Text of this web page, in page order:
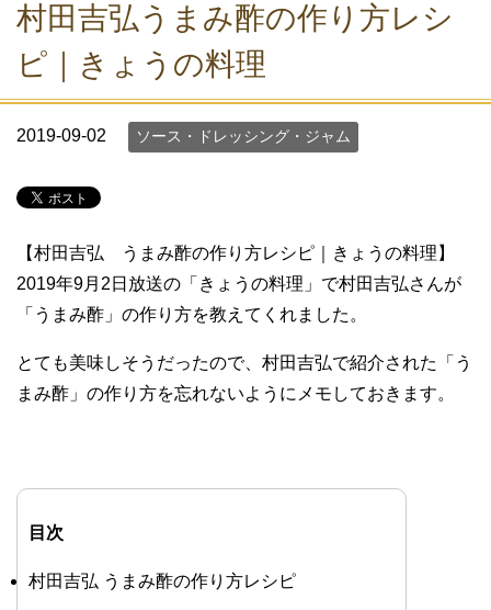
村田吉弘うまみ酢の作り方レシ
ピ｜きょうの料理
2019-09-02 ソース・ドレッシング・ジャム
【村田吉弘 うまみ酢の作り方レシピ｜きょうの料理】
2019年9月2日放送の「きょうの料理」で村田吉弘さんが
「うまみ酢」の作り方を教えてくれました。
とても美味しそうだったので、村田吉弘で紹介された「う
まみ酢」の作り方を忘れないようにメモしておきます。
目次
村田吉弘 うまみ酢の作り方レシピ